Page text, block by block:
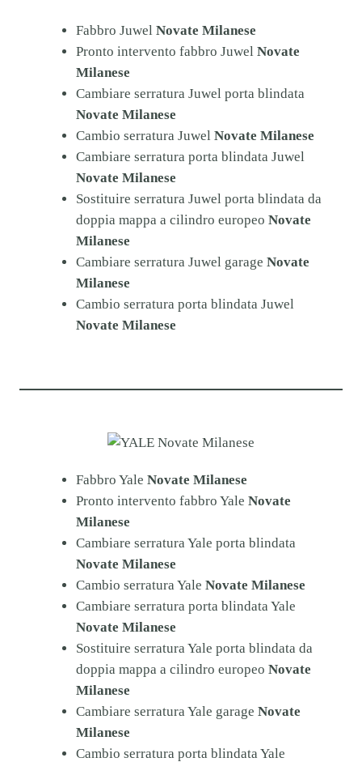
Fabbro Juwel Novate Milanese
Pronto intervento fabbro Juwel Novate
Milanese
Cambiare serratura Juwel porta blindata
Novate Milanese
Cambio serratura Juwel Novate Milanese
Cambiare serratura porta blindata Juwel
Novate Milanese
Sostituire serratura Juwel porta blindata da
doppia mappa a cilindro europeo Novate
Milanese
Cambiare serratura Juwel garage Novate
Milanese
Cambio serratura porta blindata Juwel
Novate Milanese
Fabbro Yale Novate Milanese
Pronto intervento fabbro Yale Novate
Milanese
Cambiare serratura Yale porta blindata
Novate Milanese
Cambio serratura Yale Novate Milanese
Cambiare serratura porta blindata Yale
Novate Milanese
Sostituire serratura Yale porta blindata da
doppia mappa a cilindro europeo Novate
Milanese
Cambiare serratura Yale garage Novate
Milanese
Cambio serratura porta blindata Yale